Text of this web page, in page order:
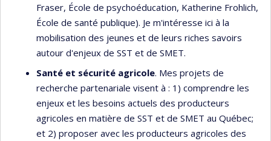
Fraser, École de psychoéducation, Katherine Frohlich,
École de santé publique). Je m'intéresse ici à la
mobilisation des jeunes et de leurs riches savoirs
autour d'enjeux de SST et de SMET.
Santé et sécurité agricole. Mes projets de
recherche partenariale visent à : 1) comprendre les
enjeux et les besoins actuels des producteurs
agricoles en matière de SST et de SMET au Québec;
et 2) proposer avec les producteurs agricoles des